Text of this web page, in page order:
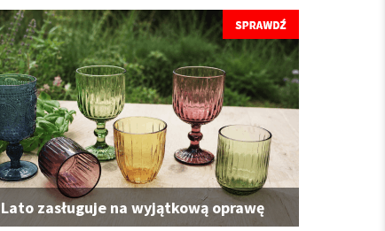
Lato zasługuje na wyjątkową oprawę